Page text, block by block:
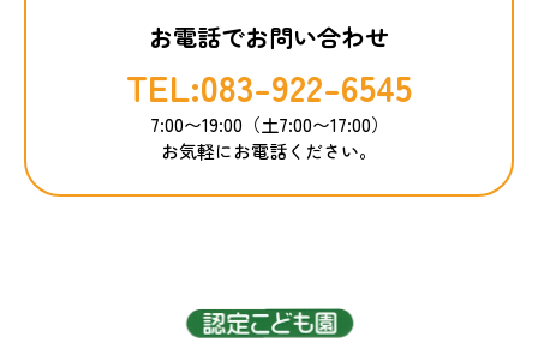
お電話でお問い合わせ
TEL:083-922-6545
7:00〜19:00（土7:00〜17:00）
お気軽にお電話ください。